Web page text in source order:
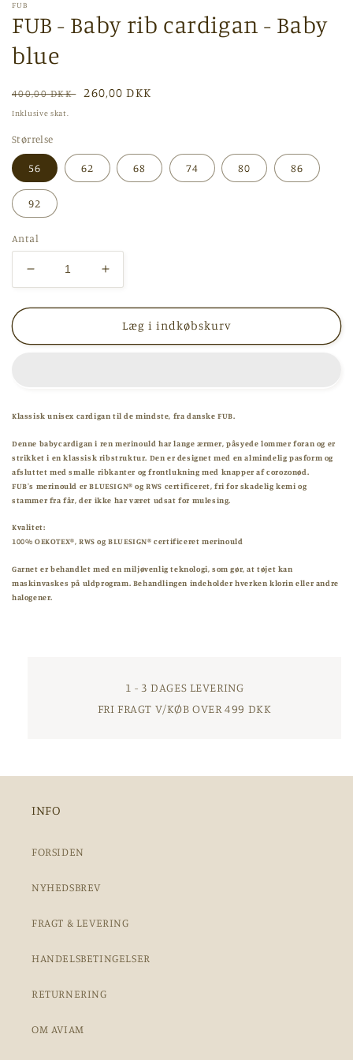
modus
FUB
FUB - Baby rib cardigan - Baby
blue
Normalpris
400,00 DKK Udsalgspris
260,00 DKK
Inklusive skat.
Størrelse
56 62 68 74 80 86
92
Antal
Reducer
antallet
for
-
blue
Øg
antallet
for
FUB
-
blue
Læg i indkøbskurv
Klassisk unisex cardigan til de mindste, fra danske FUB.
Denne babycardigan i ren merinould har lange ærmer, påsyede lommer foran og er
strikket i en klassisk ribstruktur. Den er designet med en almindelig pasform og
afsluttet med smalle ribkanter og frontlukning med knapper af corozonød.
FUB's merinould er BLUESIGN® og RWS certificeret, fri for skadelig kemi og
stammer fra får, der ikke har været udsat for mulesing.
Kvalitet:
100% OEKOTEX®, RWS og BLUESIGN® certificeret merinould
Garnet er behandlet med en miljøvenlig teknologi, som gør, at tøjet kan
maskinvaskes på uldprogram. Behandlingen indeholder hverken klorin eller andre
halogener.
1 - 3 DAGES LEVERING
FRI FRAGT V/KØB OVER 499 DKK
INFO
FORSIDEN
NYHEDSBREV
FRAGT & LEVERING
HANDELSBETINGELSER
RETURNERING
OM AVIAM